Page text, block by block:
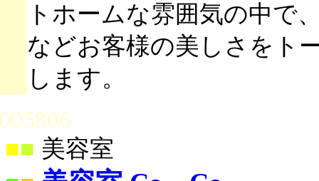
トホームな雰囲気の中で
などお客様の美しさをト
します。
■ 美容室